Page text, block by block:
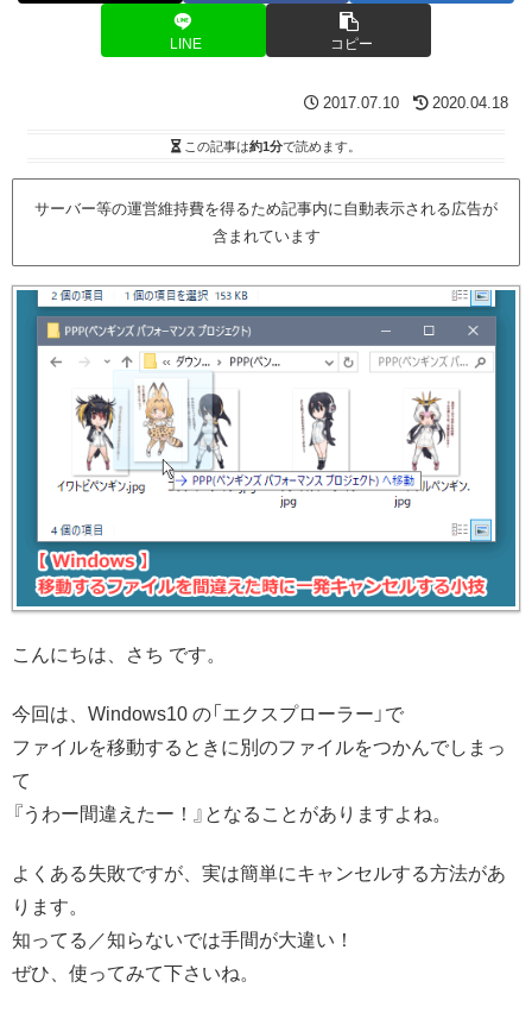
LINE コピー
2017.07.10 2020.04.18
この記事は約1分で読めます。
サーバー等の運営維持費を得るため記事内に自動表示される広告が
含まれています
こんにちは、さち です。
今回は、Windows10 の「エクスプローラー」で
ファイルを移動するときに別のファイルをつかんでしまっ
て
『うわー間違えたー！』となることがありますよね。
よくある失敗ですが、実は簡単にキャンセルする方法があ
ります。
知ってる／知らないでは手間が大違い！
ぜひ、使ってみて下さいね。